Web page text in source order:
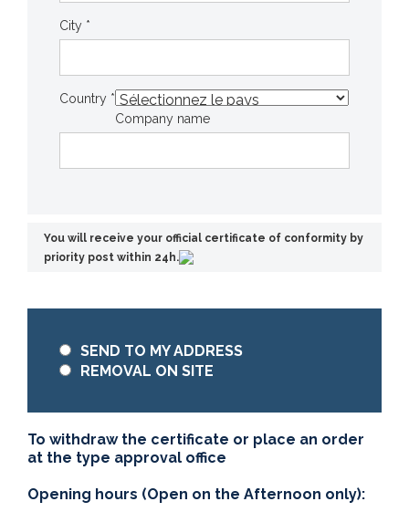
City *
Country *
Company name
You will receive your official certificate of conformity by
priority post within 24h.
SEND TO MY ADDRESS
REMOVAL ON SITE
To withdraw the certificate or place an order
at the type approval office
Opening hours (Open on the Afternoon only):